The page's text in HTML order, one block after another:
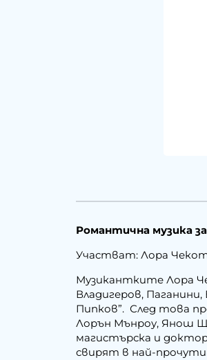
Романтична музика
Участват: Лора
Музикантките Лора
Владигеров,
Пипков”. След това
Лорън Мънроу, Янош
магистърска и
свирят в най-